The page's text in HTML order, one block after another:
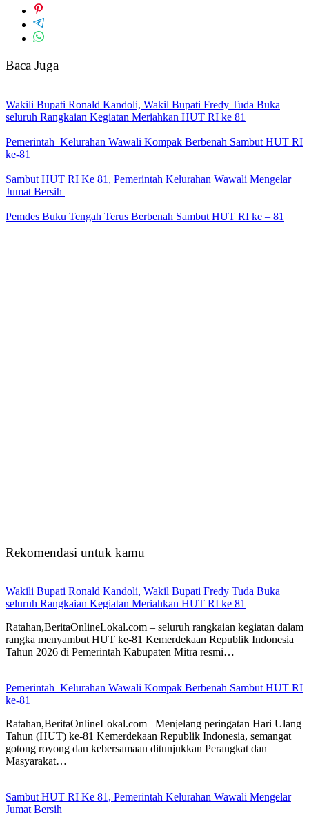
Baca Juga
Wakili Bupati Ronald Kandoli, Wakil Bupati Fredy Tuda Buka
seluruh Rangkaian Kegiatan Meriahkan HUT RI ke 81
Pemerintah Kelurahan Wawali Kompak Berbenah Sambut HUT RI
ke-81
Sambut HUT RI Ke 81, Pemerintah Kelurahan Wawali Mengelar
Jumat Bersih
Pemdes Buku Tengah Terus Berbenah Sambut HUT RI ke – 81
Rekomendasi untuk kamu
Wakili Bupati Ronald Kandoli, Wakil Bupati Fredy Tuda Buka
seluruh Rangkaian Kegiatan Meriahkan HUT RI ke 81
Ratahan,BeritaOnlineLokal.com – seluruh rangkaian kegiatan dalam
rangka menyambut HUT ke-81 Kemerdekaan Republik Indonesia
Tahun 2026 di Pemerintah Kabupaten Mitra resmi…
Pemerintah Kelurahan Wawali Kompak Berbenah Sambut HUT RI
ke-81
Ratahan,BeritaOnlineLokal.com– Menjelang peringatan Hari Ulang
Tahun (HUT) ke-81 Kemerdekaan Republik Indonesia, semangat
gotong royong dan kebersamaan ditunjukkan Perangkat dan
Masyarakat…
Sambut HUT RI Ke 81, Pemerintah Kelurahan Wawali Mengelar
Jumat Bersih